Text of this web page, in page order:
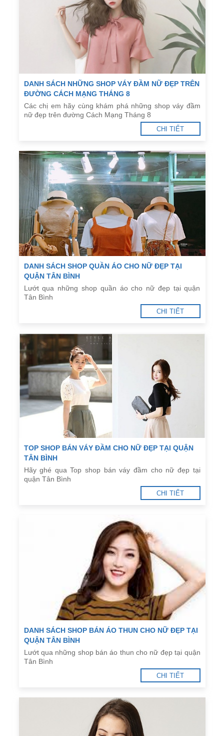
DANH SÁCH NHỮNG SHOP VÁY ĐẦM NỮ ĐẸP TRÊN
ĐƯỜNG CÁCH MẠNG THÁNG 8
Các chị em hãy cùng khám phá những shop váy đầm
nữ đẹp trên đường Cách Mạng Tháng 8
CHI TIẾT
DANH SÁCH SHOP QUẦN ÁO CHO NỮ ĐẸP TẠI
QUẬN TÂN BÌNH
Lướt qua những shop quần áo cho nữ đẹp tại quận
Tân Bình
CHI TIẾT
TOP SHOP BÁN VÁY ĐẦM CHO NỮ ĐẸP TẠI QUẬN
TÂN BÌNH
Hãy ghé qua Top shop bán váy đầm cho nữ đẹp tại
quận Tân Bình
CHI TIẾT
DANH SÁCH SHOP BÁN ÁO THUN CHO NỮ ĐẸP TẠI
QUẬN TÂN BÌNH
Lướt qua những shop bán áo thun cho nữ đẹp tại quận
Tân Bình
CHI TIẾT